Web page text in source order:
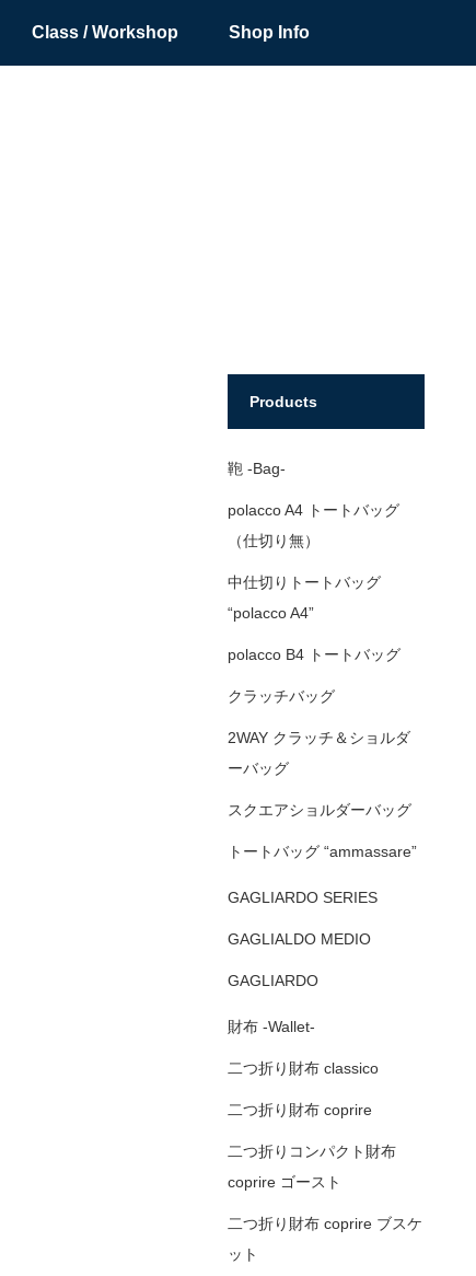
Class / Workshop Shop Info
Products
鞄 -Bag-
polacco A4 トートバッグ
（仕切り無）
中仕切りトートバッグ
“polacco A4”
polacco B4 トートバッグ
クラッチバッグ
2WAY クラッチ＆ショルダ
ーバッグ
スクエアショルダーバッグ
トートバッグ “ammassare”
GAGLIARDO SERIES
GAGLIALDO MEDIO
GAGLIARDO
財布 -Wallet-
二つ折り財布 classico
二つ折り財布 coprire
二つ折りコンパクト財布
coprire ゴースト
二つ折り財布 coprire ブスケ
ット